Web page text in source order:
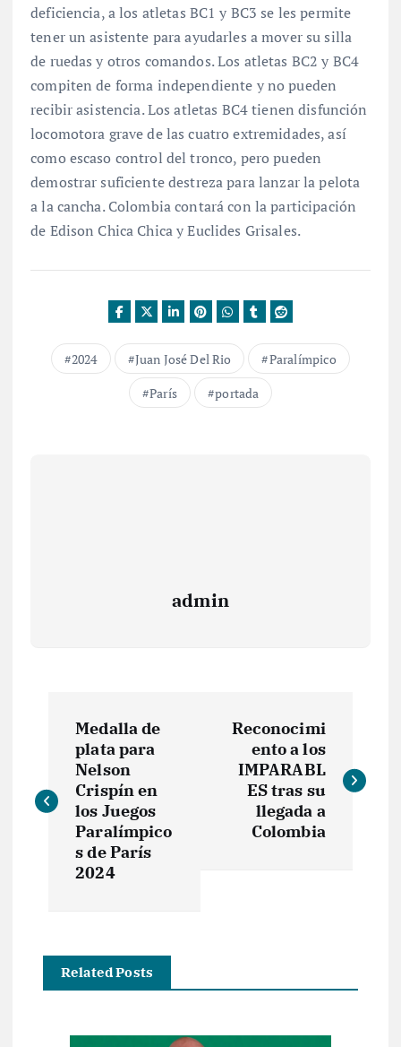
deficiencia, a los atletas BC1 y BC3 se les permite
tener un asistente para ayudarles a mover su silla
de ruedas y otros comandos. Los atletas BC2 y BC4
compiten de forma independiente y no pueden
recibir asistencia. Los atletas BC4 tienen disfunción
locomotora grave de las cuatro extremidades, así
como escaso control del tronco, pero pueden
demostrar suficiente destreza para lanzar la pelota
a la cancha. Colombia contará con la participación
de Edison Chica Chica y Euclides Grisales.
2024 Juan José Del Rio
Paralímpico
París
portada
admin
v
Medalla de
plata para
Nelson
Crispín en
los Juegos
Paralímpico
s de París
2024
Reconocimi
ento a los
IMPARABL
ES tras su
llegada a
Colombia
Related Posts